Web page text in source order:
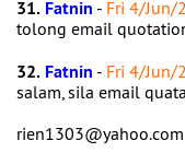
31. Fatnin - Fri 4/Jun/
tolong email
32. Fatnin - Fri 4/Jun/
salam, sila email
rien1303@yahoo.com